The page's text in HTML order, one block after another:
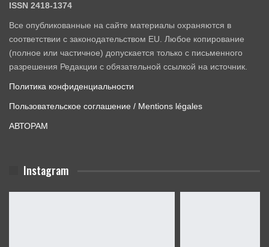
ISSN 2418-1374
Все опубликованные на сайте материалы охраняются в
соответствии с законодательством EU. Любое копирование
(полное или частичное) допускается только с письменного
разрешения Редакции с обязательной ссылкой на источник.
Политика конфиденциальности
Пользовательское соглашение / Mentions légales
АВТОРАМ
Instagram